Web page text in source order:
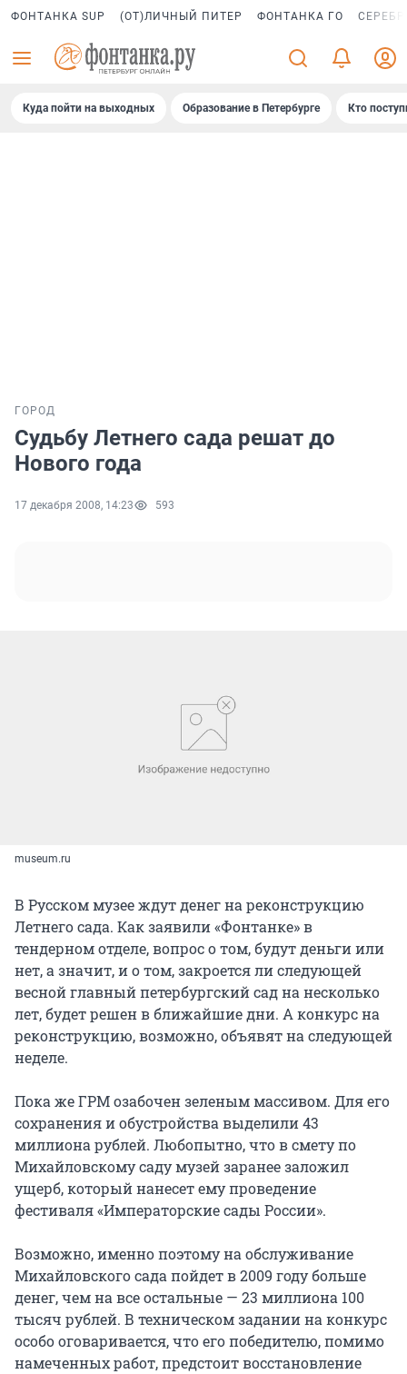
ФОНТАНКА SUP (ОТ)ЛИЧНЫЙ ПИТЕР ФОНТАНКА ГО
Куда пойти на выходных Образование в Петербурге Кто
ГОРОД
Судьбу Летнего сада решат до
Нового года
17 декабря 2008, 14:23 593
museum.ru
В Русском музее ждут денег на реконструкцию
Летнего сада. Как заявили «Фонтанке» в
тендерном отделе, вопрос о том, будут деньги или
нет, а значит, и о том, закроется ли следующей
весной главный петербургский сад на несколько
лет, будет решен в ближайшие дни. А конкурс на
реконструкцию, возможно, объявят на следующей
неделе.
Пока же ГРМ озабочен зеленым массивом. Для его
сохранения и обустройства выделили 43
миллиона рублей. Любопытно, что в смету по
Михайловскому саду музей заранее заложил
ущерб, который нанесет ему проведение
фестиваля «Императорские сады России».
Возможно, именно поэтому на обслуживание
Михайловского сада пойдет в 2009 году больше
денег, чем на все остальные — 23 миллиона 100
тысяч рублей. В техническом задании на конкурс
особо оговаривается, что его победителю, помимо
намеченных работ, предстоит восстановление